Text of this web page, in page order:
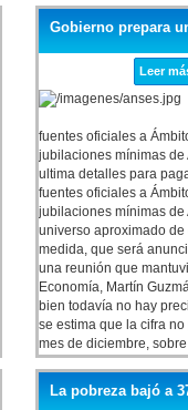
Gobierno prepara
Leer
fuentes oficiales a
jubilaciones mínimas
ultima detalles para
fuentes oficiales a
jubilaciones mínimas de
universo aproximado
medida, que será
una reunión que
Economía, Martín
bien todavía no hay
se estima que la cifra
mes de diciembre,
de febrero trepó al
Gobierno descartan
La pobreza bajó a